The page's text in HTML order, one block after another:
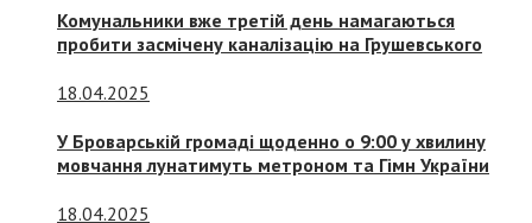
Комунальники вже третій день намагаються
пробити засмічену каналізацію на Грушевського
18.04.2025
У Броварській громаді щоденно о 9:00 у хвилину
мовчання лунатимуть метроном та Гімн України
18.04.2025